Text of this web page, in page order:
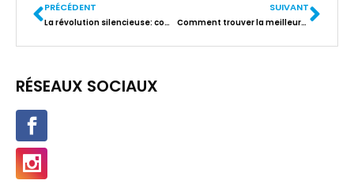
PRÉCÉDENT
La révolution silencieuse: comment les dalles écran led transforment notre quotidien
SUIVANT
Comment trouver la meilleure agence Google Ads ?
RÉSEAUX SOCIAUX